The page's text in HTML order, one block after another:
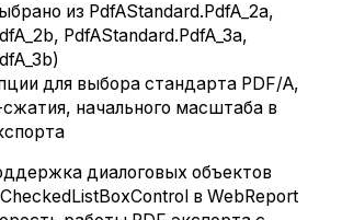
из PdfAStandard.PdfA_2a,
PdfAStandard.PdfA_3a,
для выбора стандарта PDF/A,
начального масштаба в
диалоговых объектов
в WebReport